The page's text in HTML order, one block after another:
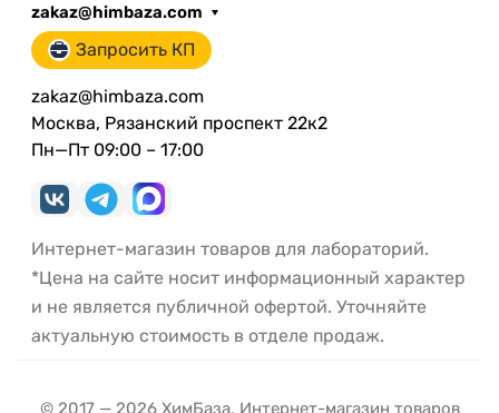
zakaz@himbaza.com
Запросить КП
zakaz@himbaza.com
Москва, Рязанский проспект 22к2
Пн—Пт 09:00 – 17:00
Интернет-магазин товаров для лабораторий.
*Цена на сайте носит информационный характер
и не является публичной офертой. Уточняйте
актуальную стоимость в отделе продаж.
© 2017 — 2026 ХимБаза. Интернет-магазин товаров